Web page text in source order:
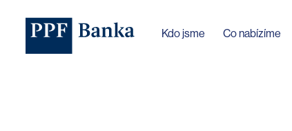
Kdo jsme Co nabízíme